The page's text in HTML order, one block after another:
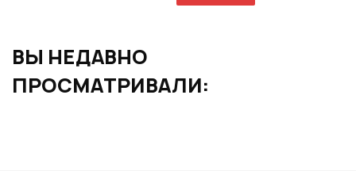
ВЫ НЕДАВНО
ПРОСМАТРИВАЛИ: